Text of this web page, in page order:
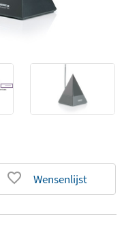
Wensenlijst